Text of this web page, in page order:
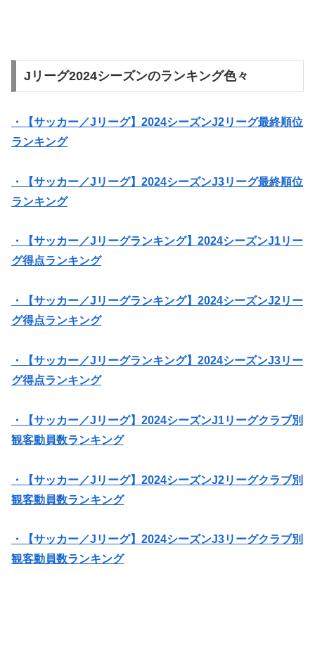
Jリーグ2024シーズンのランキング色々
・【サッカー／Jリーグ】2024シーズンJ2リーグ最終順位
ランキング
・【サッカー／Jリーグ】2024シーズンJ3リーグ最終順位
ランキング
・【サッカー／Jリーグランキング】2024シーズンJ1リー
グ得点ランキング
・【サッカー／Jリーグランキング】2024シーズンJ2リー
グ得点ランキング
・【サッカー／Jリーグランキング】2024シーズンJ3リー
グ得点ランキング
・【サッカー／Jリーグ】2024シーズンJ1リーグクラブ別
観客動員数ランキング
・【サッカー／Jリーグ】2024シーズンJ2リーグクラブ別
観客動員数ランキング
・【サッカー／Jリーグ】2024シーズンJ3リーグクラブ別
観客動員数ランキング